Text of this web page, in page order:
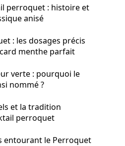
perroquet : histoire et
anisé
: les dosages précis
menthe parfait
verte : pourquoi le
nommé ?
et la tradition
perroquet
entourant le Perroquet